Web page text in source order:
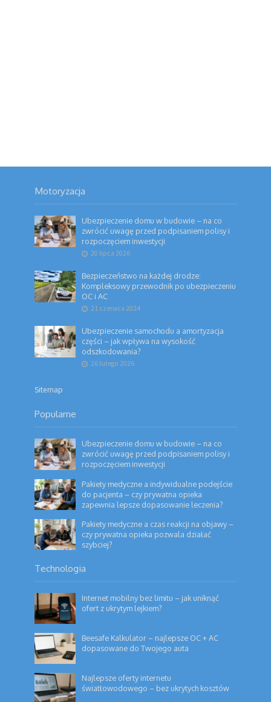
Motoryzacja
Ubezpieczenie domu w budowie – na co
zwrócić uwagę przed podpisaniem polisy i
rozpoczęciem inwestycji
20 lipca 2026
Bezpieczeństwo na każdej drodze:
Kompleksowy przewodnik po ubezpieczeniu
OC i AC
21 czerwca 2024
Ubezpieczenie samochodu a amortyzacja
części – jak wpływa na wysokość
odszkodowania?
26 lutego 2026
Sitemap
Popularne
Ubezpieczenie domu w budowie – na co
zwrócić uwagę przed podpisaniem polisy i
rozpoczęciem inwestycji
Pakiety medyczne a indywidualne podejście
do pacjenta – czy prywatna opieka
zapewnia lepsze dopasowanie leczenia?
Pakiety medyczne a czas reakcji na objawy –
czy prywatna opieka pozwala działać
szybciej?
Technologia
Internet mobilny bez limitu – jak uniknąć
ofert z ukrytym lejkiem?
Beesafe Kalkulator – najlepsze OC + AC
dopasowane do Twojego auta
Najlepsze oferty internetu
światłowodowego – bez ukrytych kosztów